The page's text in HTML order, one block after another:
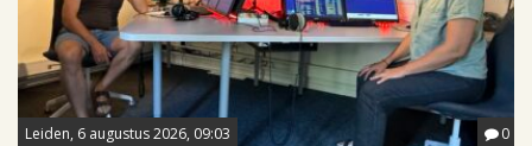
Leiden, 6 augustus 2026, 09:03 0